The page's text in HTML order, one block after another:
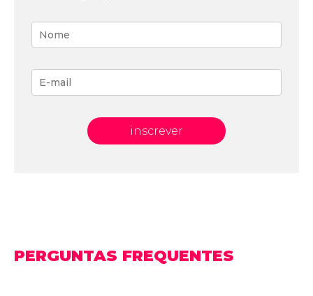
inscrever
PERGUNTAS FREQUENTES